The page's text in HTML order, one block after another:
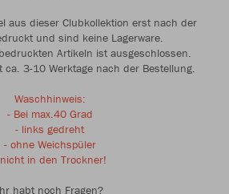
aus dieser Clubkollektion erst nach der
und sind keine Lagerware.
Artikeln ist ausgeschlossen.
ca. 3-10 Werktage nach der Bestellung.
Waschhinweis:
- Bei max.40 Grad
- links gedreht
- ohne Weichspüler
in den Trockner!
habt noch Fragen?